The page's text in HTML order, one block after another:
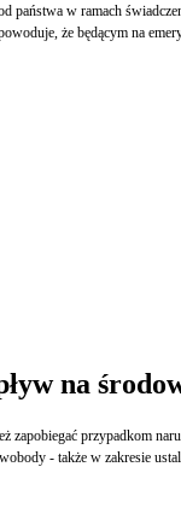
innej umowy z nianią
Zdaniem prawników, jednak nawet płacenie babciom-nianiom i
na
przypadkom
- także w zakresie